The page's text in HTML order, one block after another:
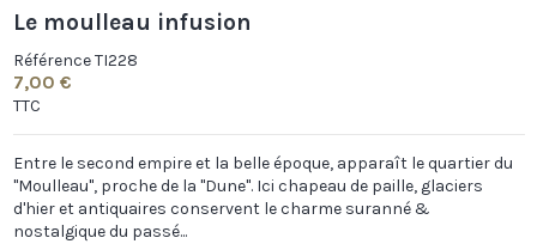
Le moulleau infusion
Référence TI228
7,00 €
TTC
Entre le second empire et la belle époque, apparaît le quartier du
"Moulleau", proche de la "Dune". Ici chapeau de paille, glaciers
d'hier et antiquaires conservent le charme suranné &
nostalgique du passé...